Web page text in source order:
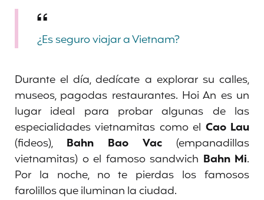
¿Es seguro viajar a Vietnam?
Durante el día, dedícate a explorar su calles,
museos, pagodas restaurantes. Hoi An es un
lugar ideal para probar algunas de las
especialidades vietnamitas como el Cao Lau
(fideos), Bahn Bao Vac (empanadillas
vietnamitas) o el famoso sandwich Bahn Mi.
Por la noche, no te pierdas los famosos
farolillos que iluminan la ciudad.